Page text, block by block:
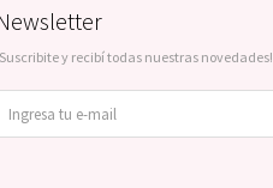
y recibí todas nuestras novedades!